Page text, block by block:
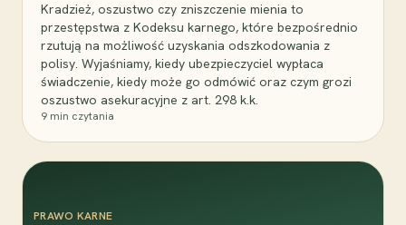
Kradzież, oszustwo czy zniszczenie mienia to
przestępstwa z Kodeksu karnego, które bezpośrednio
rzutują na możliwość uzyskania odszkodowania z
polisy. Wyjaśniamy, kiedy ubezpieczyciel wypłaca
świadczenie, kiedy może go odmówić oraz czym grozi
oszustwo asekuracyjne z art. 298 k.k.
9 min czytania
PRAWO KARNE